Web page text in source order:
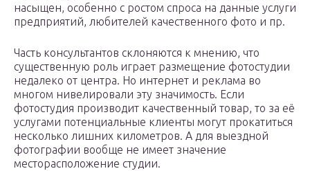
насыщен, особенно с ростом спроса на данные услуги
предприятий, любителей качественного фото и пр.
Часть консультантов склоняются к мнению, что
существенную роль играет размещение фотостудии
недалеко от центра. Но интернет и реклама во
многом нивелировали эту значимость. Если
фотостудия производит качественный товар, то за её
услугами потенциальные клиенты могут прокатиться
несколько лишних километров. А для выездной
фотографии вообще не имеет значение
месторасположение студии.